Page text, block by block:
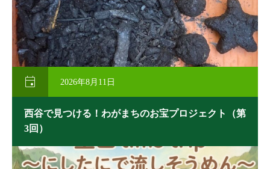
 2026年8月11日
西谷で見つける！わがまちのお宝プロジェクト（第
3回）